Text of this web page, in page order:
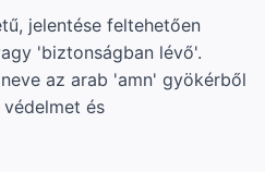
jelentése feltehetően
'biztonságban lévő'.
az arab 'amn' gyökérből
és